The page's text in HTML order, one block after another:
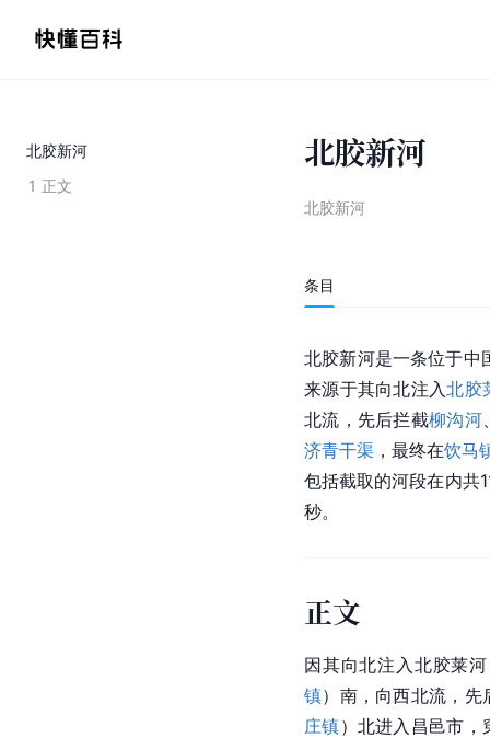
北胶新河
1 正文
北胶新河
北胶新河
条目
北胶新河是一条位于中
来源于其向北注入北胶
北流，先后拦截柳沟河
济青干渠 ，最终在饮马
包括截取的河段在内共
秒。
正文
因其向北注入北胶莱
镇）南，向西北流，
庄镇）北进入昌邑市